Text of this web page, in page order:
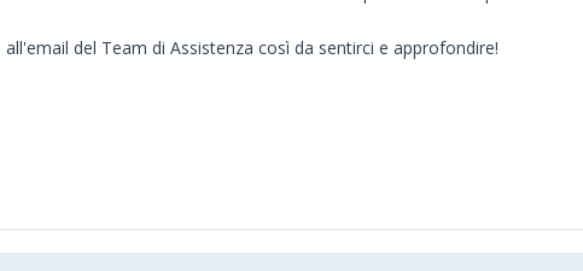
del Team di Assistenza così da sentirci e approfondire!